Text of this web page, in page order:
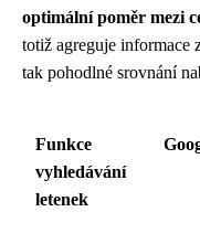
optimální poměr mezi
totiž agreguje informace
tak pohodlné srovnání
Funkce
vyhledávání
letenek